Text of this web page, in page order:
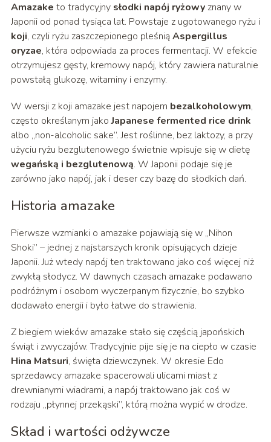
Amazake to tradycyjny słodki napój ryżowyznany w
Japonii od ponad tysiąca lat. Powstaje z ugotowanego ryżu i
koji, czyli ryżu zaszczepionego pleśnią Aspergillus
oryzae, która odpowiada za proces fermentacji. W efekcie
otrzymujesz gęsty, kremowy napój, który zawiera naturalnie
powstałą glukozę, witaminy i enzymy.
W wersji z koji amazake jest napojem bezalkoholowym,
często określanym jakoJapanese fermented rice drink
albo „non-alcoholic sake”. Jest roślinne, bez laktozy, a przy
użyciu ryżu bezglutenowego świetnie wpisuje się w dietę
wegańską i bezglutenową. W Japonii podaje się je
zarówno jako napój, jak i deser czy bazę do słodkich dań.
Historia amazake
Pierwsze wzmianki o amazake pojawiają się w „Nihon
Shoki” – jednej z najstarszych kronik opisujących dzieje
Japonii. Już wtedy napój ten traktowano jako coś więcej niż
zwykłą słodycz. W dawnych czasach amazake podawano
podróżnym i osobom wyczerpanym fizycznie, bo szybko
dodawało energii i było łatwe do strawienia.
Z biegiem wieków amazake stało się częścią japońskich
świąt i zwyczajów. Tradycyjnie pije się je na ciepło w czasie
Hina Matsuri, święta dziewczynek. W okresie Edo
sprzedawcy amazake spacerowali ulicami miast z
drewnianymi wiadrami, a napój traktowano jak coś w
rodzaju „płynnej przekąski”, którą można wypić w drodze.
Skład i wartości odżywcze